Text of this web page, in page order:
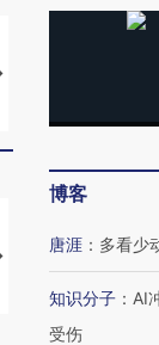
马航飞行员跨国走私7万
【推广】走进第四届链博
博客
唐涯 ： 多看少
知识分子 ： AI
受伤